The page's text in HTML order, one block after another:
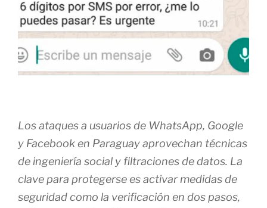
Los ataques a usuarios de WhatsApp, Google
y Facebook en Paraguay aprovechan técnicas
de ingeniería social y filtraciones de datos. La
clave para protegerse es activar medidas de
seguridad como la verificación en dos pasos,